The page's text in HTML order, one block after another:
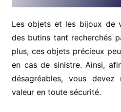
Les objets et les bijoux de
des butins tant recherchés
plus, ces objets précieux
en cas de sinistre. Ainsi,
désagréables, vous
valeur en toute sécurité.